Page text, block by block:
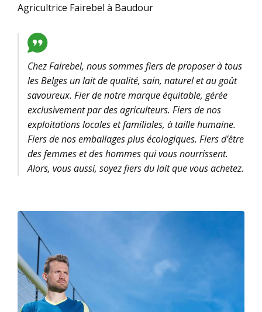
Agricultrice Fairebel à Baudour
Chez Fairebel, nous sommes fiers de proposer à tous
les Belges un lait de qualité, sain, naturel et au goût
savoureux. Fier de notre marque équitable, gérée
exclusivement par des agriculteurs. Fiers de nos
exploitations locales et familiales, à taille humaine.
Fiers de nos emballages plus écologiques. Fiers d’être
des femmes et des hommes qui vous nourrissent.
Alors, vous aussi, soyez fiers du lait que vous achetez.